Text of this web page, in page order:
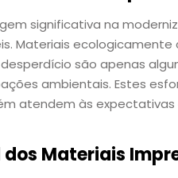
significativa na
Materiais
são apenas
ambientais. Estes
atendem às expectativas
dos Materiais